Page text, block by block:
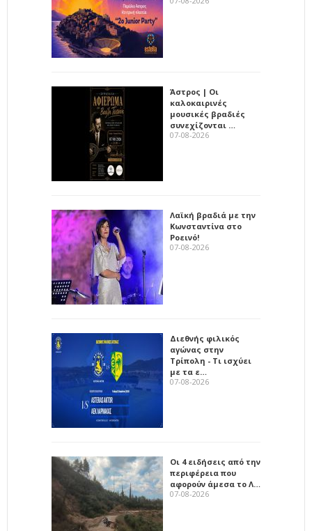
Άστρος | Οι
καλοκαιρινές
μουσικές βραδιές
συνεχίζονται …
07-08-2026
Λαϊκή βραδιά με την
Κωνσταντίνα στο
Ροεινό!
07-08-2026
Διεθνής φιλικός
αγώνας στην
Τρίπολη - Τι ισχύει
με τα ε…
07-08-2026
Οι 4 ειδήσεις από την
περιφέρεια που
αφορούν άμεσα το Λ…
07-08-2026